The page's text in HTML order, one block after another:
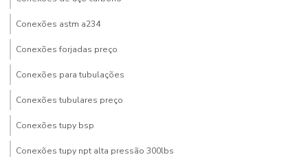
Conexões astm a234
Conexões forjadas preço
Conexões para tubulações
Conexões tubulares preço
Conexões tupy bsp
Conexões tupy npt alta pressão 300lbs